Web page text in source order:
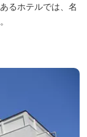
るホテルでは、名